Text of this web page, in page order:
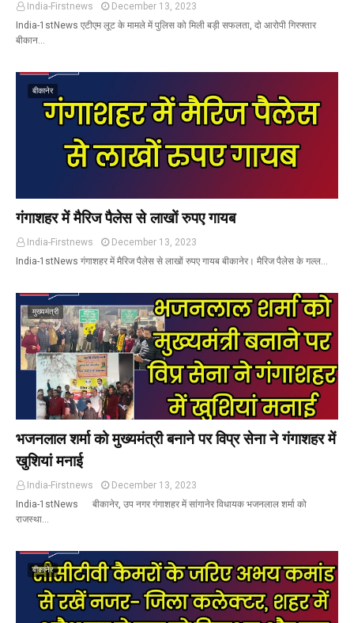
India-Firstnews
December 13, 2023
India-1stNews एटीएम लूट के मामले में पुलिस को मिली बड़ी सफलता, दो आरोपी गिरफ्तार
बीकान…
बीकानेर
गंगाशहर में मैरिज पैलेस से लाखों रुपए गायब
India-Firstnews
December 13, 2023
India-1stNews गंगाशहर में मैरिज पैलेस से लाखों रुपए गायब बीकानेर। मैरिज पैलेस के गल्ल…
मुख्यमंत्री
भजनलाल शर्मा को मुख्यमंत्री बनाने पर विप्र सेना ने गंगाशहर में
खुशियां मनाई
India-Firstnews
December 13, 2023
India-1stNews बीकानेर, उप नगर गंगाशहर में सांगानेर विधायक भजनलाल शर्मा को
राजस्था…
बीकानेर